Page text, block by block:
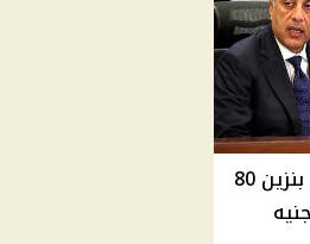
أسعار الوقود في مصر اليوم .. بنزين 80